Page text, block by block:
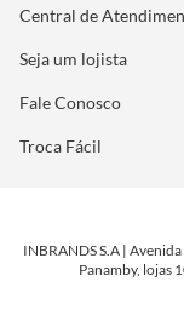
Central de
Seja um lojista
Fale Conosco
Troca Fácil
INBRANDS S.A |
Panamby, lojas